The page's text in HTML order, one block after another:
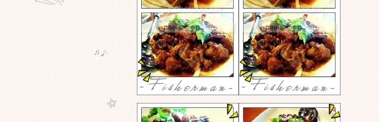
Oon Boulangerie - Patisserie
....เพชรบุรี - ลอดช่องน้ำตาลข้น เจ๊
สามชุกใจเย็น ตลาดร้อยปีสามชุก